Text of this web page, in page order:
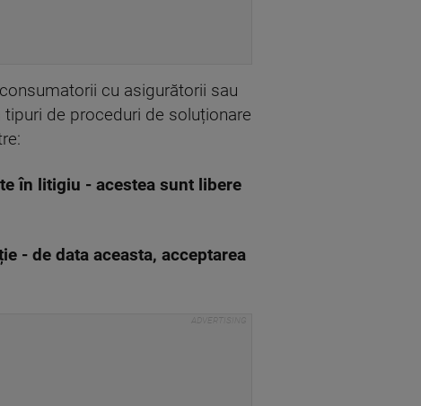
cu asigurătorii sau
de proceduri de soluționare
în litigiu - acestea sunt libere
- de data aceasta, acceptarea